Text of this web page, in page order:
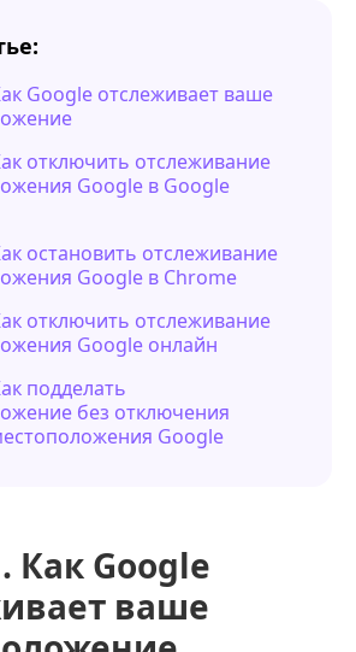
Google отслеживает ваше
отключить отслеживание
Google в Google
остановить отслеживание
Google в Chrome
отключить отслеживание
Google онлайн
подделать
без отключения
Google
Как Google
ваше